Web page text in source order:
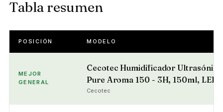
Tabla resumen
POSICIÓN MODELO
MEJOR
GENERAL
Cecotec Humidificador Ultrasónico
Pure Aroma 150 - 3H, 150ml, LED
Cecotec